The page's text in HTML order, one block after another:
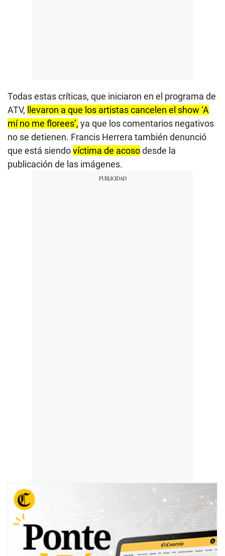
Todas estas críticas, que iniciaron en el programa de
ATV, llevaron a que los artistas cancelen el show ‘A
mí no me florees’, ya que los comentarios negativos
no se detienen. Francis Herrera también denunció
que está siendovíctima de acosodesde la
publicación de las imágenes.